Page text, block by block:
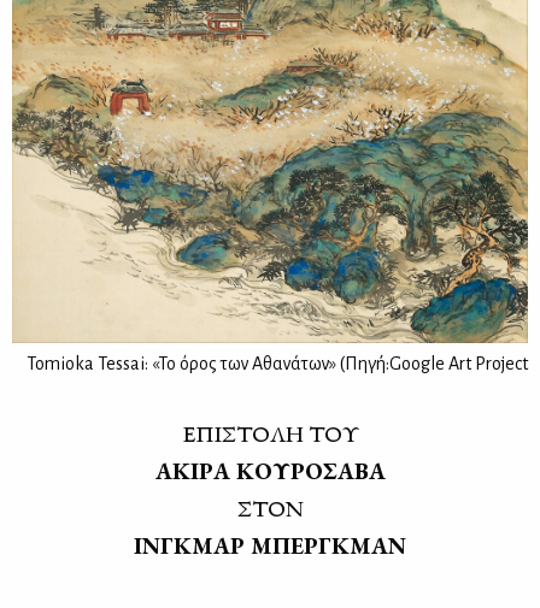
Tomioka Tessai: «Το όρος των Αθανάτων» (Πηγή:Google Art Project
ΕΠΙ­ΣΤΟ­ΛΗ ΤΟΥ
ΑΚΙ­ΡΑ ΚΟΥ­ΡΟ­ΣΑ­ΒΑ
ΣΤΟΝ
ΙΝ­ΓΚ­ΜΑΡ ΜΠΕΡ­ΓΚ­ΜΑΝ